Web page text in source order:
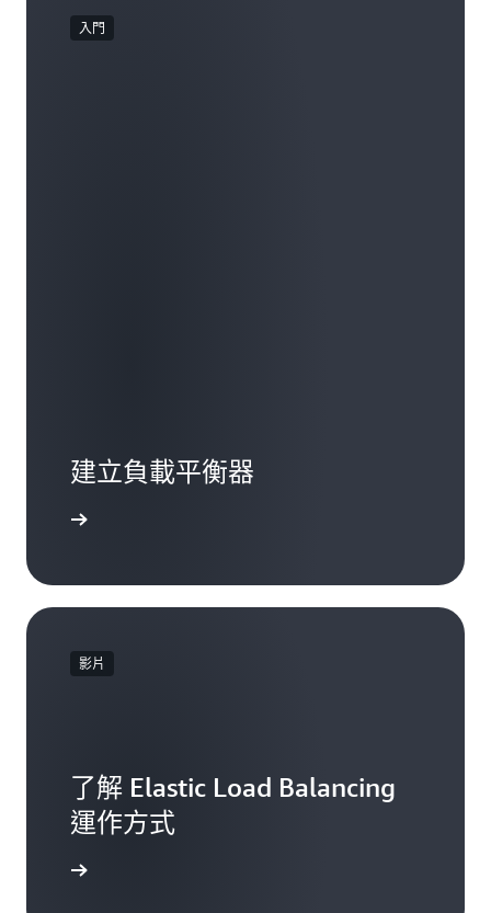
入門
建立負載平衡器
影片
了解 Elastic Load Balancing
運作方式